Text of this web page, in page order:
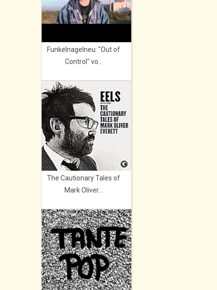
Funkelnagelneu: "Out of
Control" vo...
The Cautionary Tales of
Mark Oliver...